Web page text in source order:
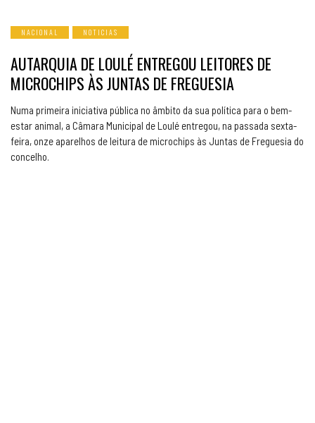
NACIONAL NOTICIAS
AUTARQUIA DE LOULÉ ENTREGOU LEITORES DE
MICROCHIPS ÀS JUNTAS DE FREGUESIA
Numa primeira iniciativa pública no âmbito da sua política para o bem-
estar animal, a Câmara Municipal de Loulé entregou, na passada sexta-
feira, onze aparelhos de leitura de microchips às Juntas de Freguesia do
concelho.